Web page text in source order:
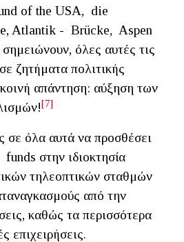
of the USA, die
Atlantik - Brücke, Aspen
όλες αυτές τις
ζητήματα πολιτικής
απάντηση: αύξηση των
[7]
σε όλα αυτά να προσθέσει
στην ιδιοκτησία
τηλεοπτικών σταθμών
από την
καθώς τα περισσότερα
επιχειρήσεις.